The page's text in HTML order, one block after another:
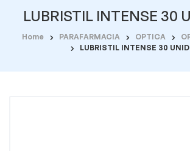
LUBRISTIL INTENSE 30
Home PARAFARMACIA OPTICA
LUBRISTIL INTENSE 30